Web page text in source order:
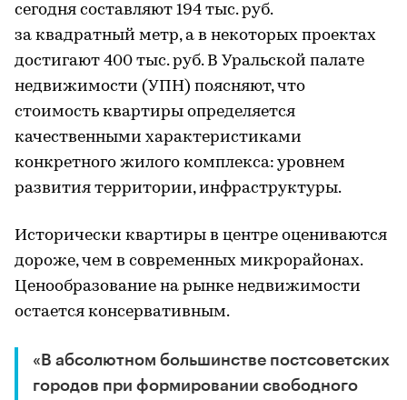
сегодня составляют 194 тыс. руб.
за квадратный метр, а в некоторых проектах
достигают 400 тыс. руб. В Уральской палате
недвижимости (УПН) поясняют, что
стоимость квартиры определяется
качественными характеристиками
конкретного жилого комплекса: уровнем
развития территории, инфраструктуры.
Исторически квартиры в центре оцениваются
дороже, чем в современных микрорайонах.
Ценообразование на рынке недвижимости
остается консервативным.
«В абсолютном большинстве постсоветских
городов при формировании свободного